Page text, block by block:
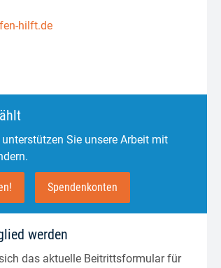
hilft.de
Sie unsere Arbeit mit
Spendenkonten
werden
das aktuelle Beitrittsformular für